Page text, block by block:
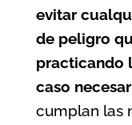
evitar
de peligro
practicando
caso
cumplan las